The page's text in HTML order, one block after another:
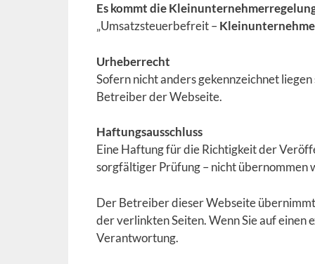
Es kommt die
„Umsatzsteuerbefreit –
Urheberrecht
Sofern nicht anders gekennzeichnet
Betreiber der Webseite.
Haftungsausschluss
Eine Haftung für die Richtigkeit der
sorgfältiger Prüfung – nicht übernommen
Der Betreiber dieser Webseite
der verlinkten Seiten. Wenn Sie auf einen
Verantwortung.